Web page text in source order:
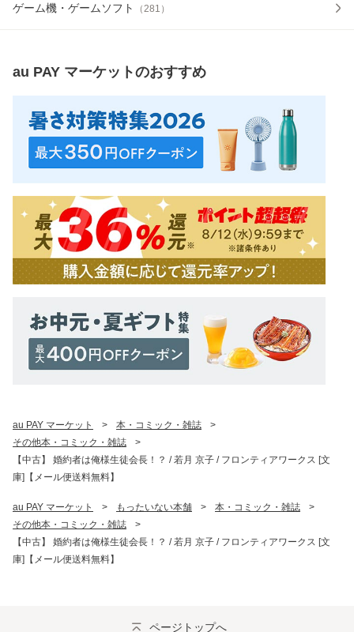
ゲーム機・ゲームソフト （281 ）
au PAY マーケットのおすすめ
au PAY マーケット > 本・コミック・雑誌
>
その他本・コミック・雑誌
>
【中古】 婚約者は俺様生徒会長！？ / 若月 京子 / フロンティアワークス [文
庫]【メール便送料無料】
au PAY マーケット > もったいない本舗 > 本・コミック・雑誌
>
その他本・コミック・雑誌
>
【中古】 婚約者は俺様生徒会長！？ / 若月 京子 / フロンティアワークス [文
庫]【メール便送料無料】
ページトップへ